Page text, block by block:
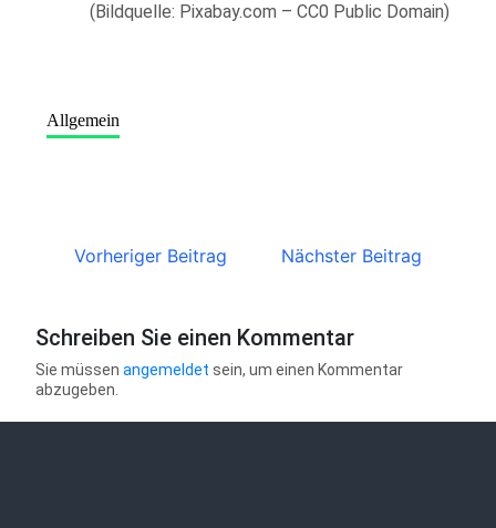
(Bildquelle: Pixabay.com – CC0 Public Domain)
Allgemein
Vorheriger Beitrag Nächster Beitrag
Schreiben Sie einen Kommentar
Sie müssenangemeldet sein, um einen Kommentar
abzugeben.